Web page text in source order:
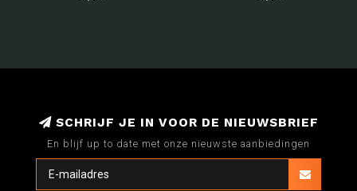
SCHRIJF JE IN VOOR DE NIEUWSBRIEF
En blijf up to date met onze nieuwste aanbiedingen